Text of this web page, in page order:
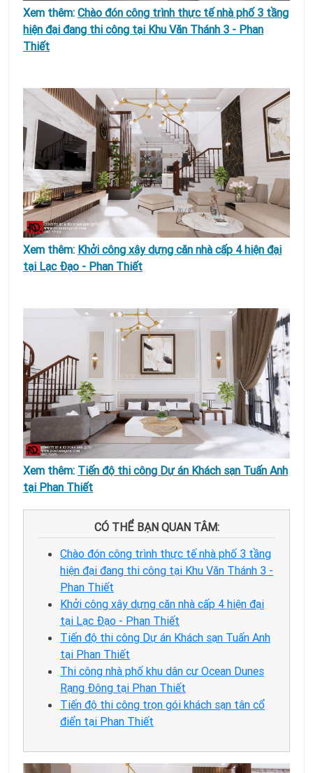
Xem thêm: Chào đón công trình thực tế nhà phố 3 tầng
hiện đại đang thi công tại Khu Văn Thánh 3 - Phan
Thiết
Xem thêm: Khởi công xây dựng căn nhà cấp 4 hiện đại
tại Lạc Đạo - Phan Thiết
Xem thêm: Tiến độ thi công Dự án Khách sạn Tuấn Anh
tại Phan Thiết
CÓ THỂ BẠN QUAN TÂM:
Chào đón công trình thực tế nhà phố 3 tầng
hiện đại đang thi công tại Khu Văn Thánh 3 -
Phan Thiết
Khởi công xây dựng căn nhà cấp 4 hiện đại
tại Lạc Đạo - Phan Thiết
Tiến độ thi công Dự án Khách sạn Tuấn Anh
tại Phan Thiết
Thi công nhà phố khu dân cư Ocean Dunes
Rạng Đông tại Phan Thiết
Tiến độ thi công trọn gói khách sạn tân cổ
điển tại Phan Thiết